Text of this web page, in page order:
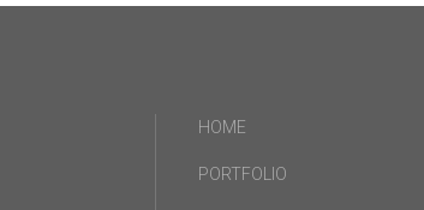
HOME
PORTFOLIO